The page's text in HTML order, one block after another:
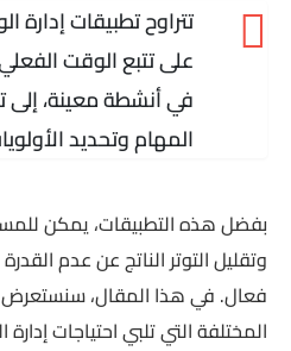
تتراوح تطبيقات إدارة
على تتبع الوقت
في أنشطة معينة، إلى
المهام وتحديد
بفضل هذه التطبيقات، يمكن
وتقليل التوتر الناتج عن عدم
فعال. في هذا المقال،
المختلفة التي تلبي احتياجات